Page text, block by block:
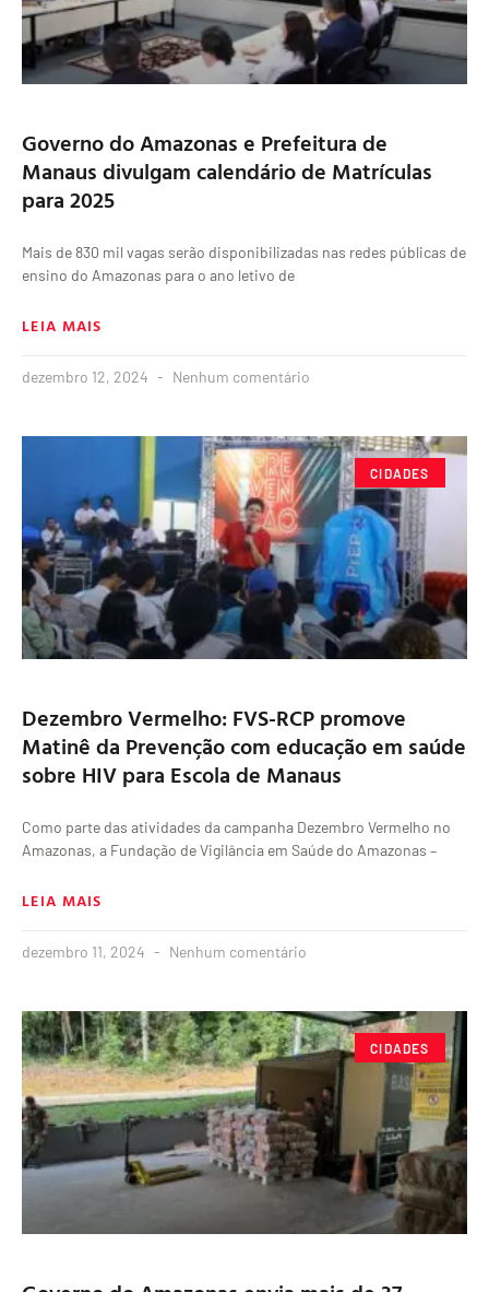
Governo do Amazonas e Prefeitura de
Manaus divulgam calendário de Matrículas
para 2025
Mais de 830 mil vagas serão disponibilizadas nas redes públicas de
ensino do Amazonas para o ano letivo de
LEIA MAIS
dezembro 12, 2024 Nenhum comentário
CIDADES
Dezembro Vermelho: FVS-RCP promove
Matinê da Prevenção com educação em saúde
sobre HIV para Escola de Manaus
Como parte das atividades da campanha Dezembro Vermelho no
Amazonas, a Fundação de Vigilância em Saúde do Amazonas –
LEIA MAIS
dezembro 11, 2024 Nenhum comentário
CIDADES